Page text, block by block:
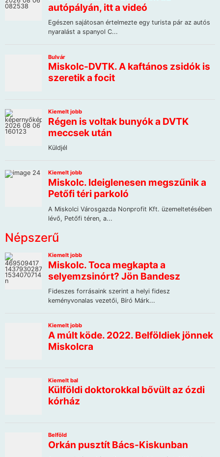
Népszerű